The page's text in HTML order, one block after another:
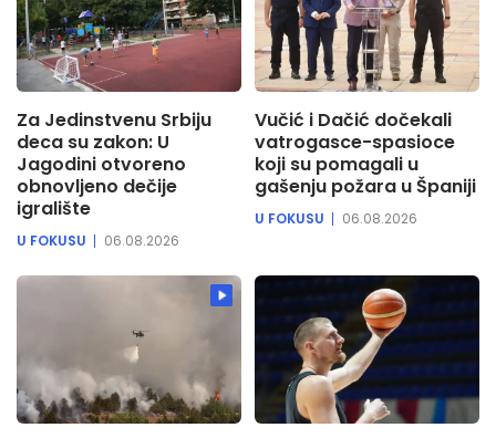
Za Jedinstvenu Srbiju
deca su zakon: U
Jagodini otvoreno
obnovljeno dečije
igralište
U FOKUSU 06.08.2026
Vučić i Dačić dočekali
vatrogasce-spasioce
koji su pomagali u
gašenju požara u Španiji
U FOKUSU 06.08.2026